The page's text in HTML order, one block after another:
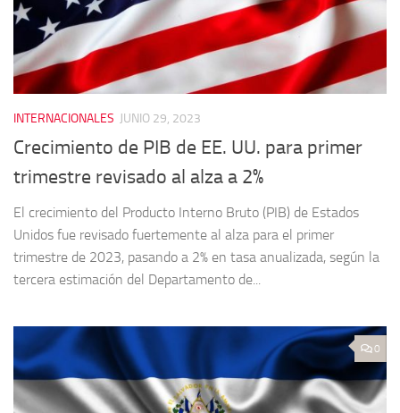
INTERNACIONALES JUNIO 29, 2023
Crecimiento de PIB de EE. UU. para primer
trimestre revisado al alza a 2%
El crecimiento del Producto Interno Bruto (PIB) de Estados
Unidos fue revisado fuertemente al alza para el primer
trimestre de 2023, pasando a 2% en tasa anualizada, según la
tercera estimación del Departamento de...
0